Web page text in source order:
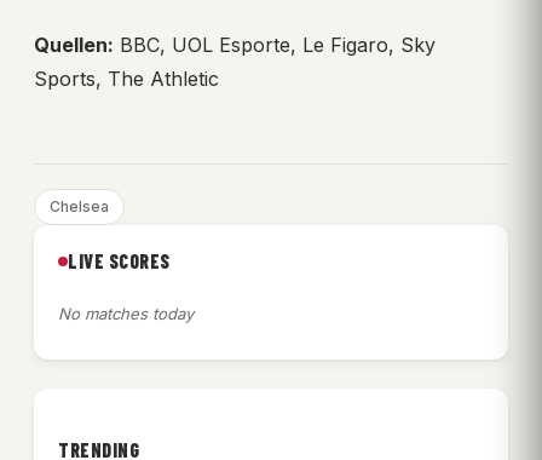
Quellen: BBC, UOL Esporte, Le Figaro, Sky
Sports, The Athletic
Chelsea
LIVE SCORES
No matches today
TRENDING